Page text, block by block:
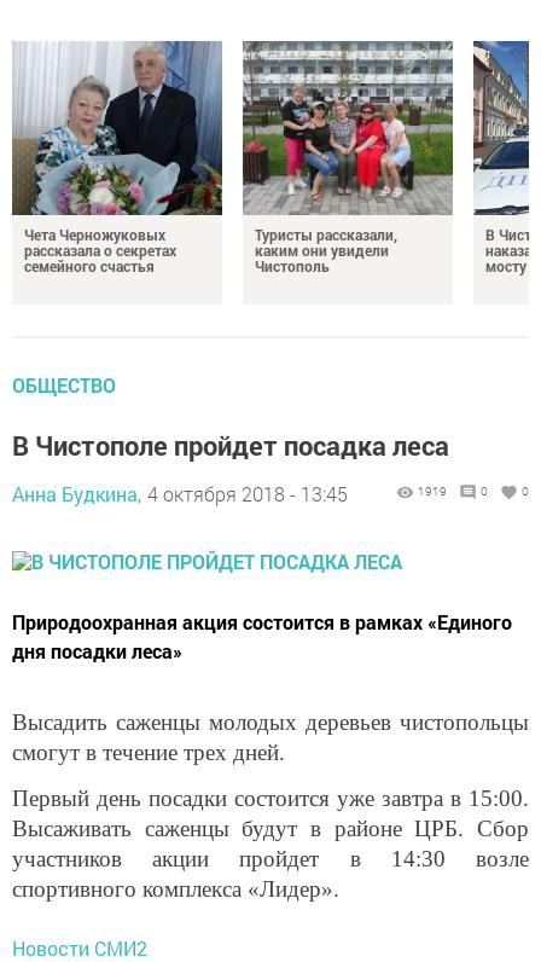
Чета Черножуковых
рассказала о секретах
семейного счастья
Туристы рассказали,
каким они увидели
Чистополь
В
мосту
ОБЩЕСТВО
В Чистополе пройдет посадка леса
Анна Будкина, 4 октября 2018 - 13:45 1919 0 0
Природоохранная акция состоится в рамках «Единого
дня посадки леса»
Высадить саженцы молодых деревьев чистопольцы
смогут в течение трех дней.
Первый день посадки состоится уже завтра в 15:00.
Высаживать саженцы будут в районе ЦРБ. Сбор
участников акции пройдет в 14:30 возле
спортивного комплекса «Лидер».
Новости СМИ2